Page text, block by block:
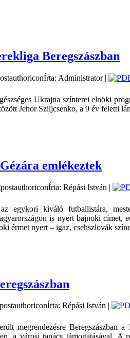
Beregszászban
Írta: Administrator |
Ukrajna színterei elnöki
Jehor Sziljcsenko, a 9 év feletti
emlékeztek
Írta: Répási István |
egykori kiváló futballistára,
is nyert bajnoki címet,
érmet nyert – igaz, csehszlovák
Írta: Répási István |
megrendezésre Beregszászban